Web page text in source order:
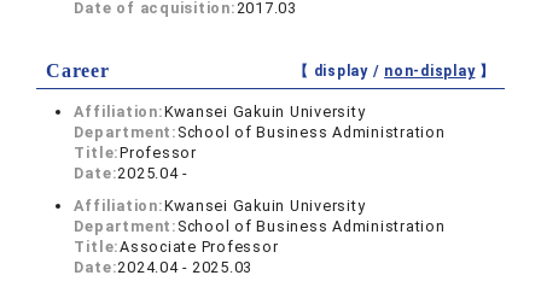
Date of acquisition:2017.03
Career 【 display / non-display】
Affiliation:Kwansei Gakuin University
Department: School of Business Administration
Title:Professor
Date:2025.04 -
Affiliation:Kwansei Gakuin University
Department: School of Business Administration
Title:Associate Professor
Date:2024.04 - 2025.03